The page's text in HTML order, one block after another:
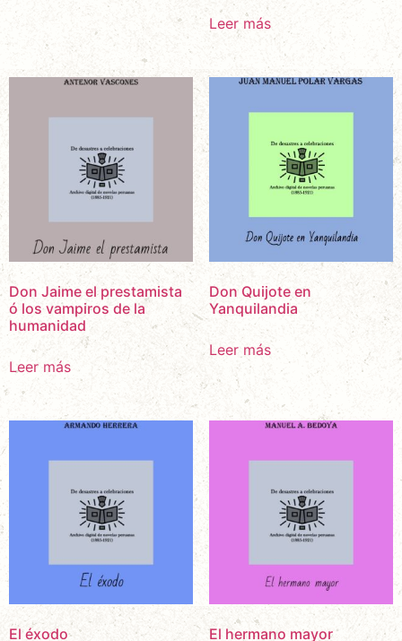
Leer más
Don Jaime el prestamista
ó los vampiros de la
humanidad
Leer más
Don Quijote en
Yanquilandia
Leer más
El éxodo El hermano mayor